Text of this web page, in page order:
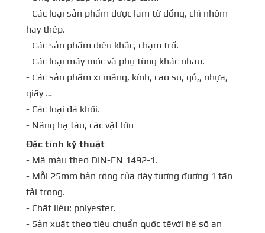
- Các loại sản phẩm được lam từ đồng, chì nhôm
hay thép.
- Các sản phẩm điêu khắc, chạm trổ.
- Các loại máy móc và phụ tùng khác nhau.
- Các sản phẩm xi măng, kính, cao su, gỗ,, nhựa,
giấy …
- Các loại đá khối.
- Nâng hạ tàu, các vật lớn
Đặc tính kỹ thuật
- Mã màu theo DIN-EN 1492-1.
- Mỗi 25mm bản rộng của dây tương đương 1 tấn
tải trọng.
- Chất liệu: polyester.
- Sản xuất theo tiêu chuẩn quốc tếvới hệ số an